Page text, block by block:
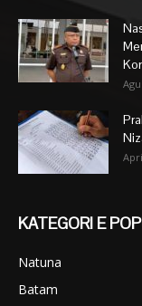
KATEGORI E
Natuna
Batam